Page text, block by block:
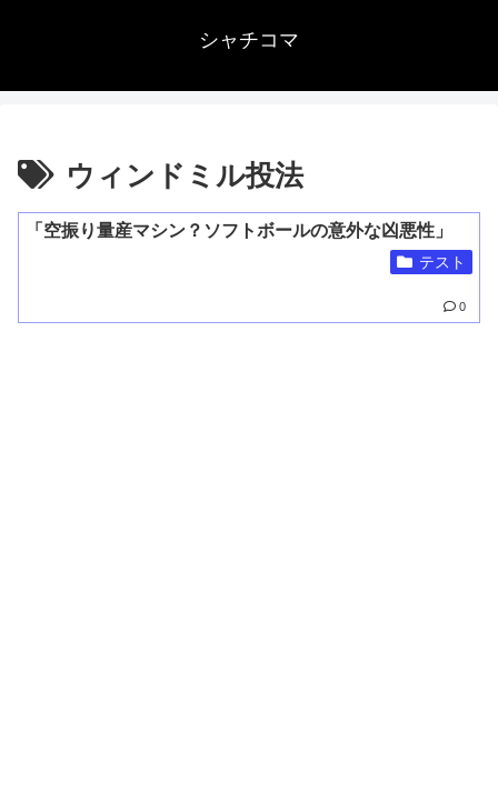
シャチコマ
ウィンドミル投法
「空振り量産マシン？ソフトボールの意外な凶悪性」
テスト
0